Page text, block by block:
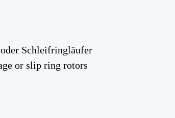
Schleifringläufer
or slip ring rotors